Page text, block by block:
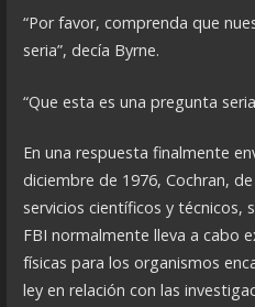
“Por favor, comprenda que
seria”, decía Byrne.
“Que esta es una pregunta
En una respuesta finalmente
diciembre de 1976, Cochran,
servicios científicos y técnicos,
FBI normalmente lleva a cabo
físicas para los organismos
ley en relación con las